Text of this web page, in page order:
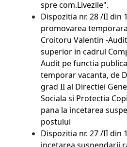
spre com.Livezile".
Dispozitia nr. 28 /II din
promovarea
Croitoru Valentin -
superior in cadrul
Audit pe functia
temporar vacanta, de
grad II al Directiei
Sociala si Protectia
pana la incetarea
postului
Dispozitia nr. 27 /II din